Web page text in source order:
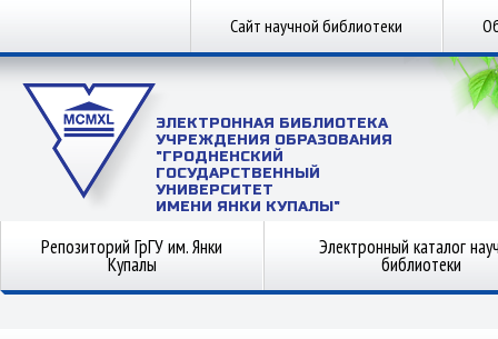
Сайт научной библиотеки
ЭЛЕКТРОННАЯ БИБЛИОТЕКА
УЧРЕЖДЕНИЯ ОБРАЗОВАНИЯ
"ГРОДНЕНСКИЙ
ГОСУДАРСТВЕННЫЙ
УНИВЕРСИТЕТ
ИМЕНИ ЯНКИ КУПАЛЫ"
Репозиторий ГрГУ им. Янки
Купалы
Электронный каталог
библиотеки